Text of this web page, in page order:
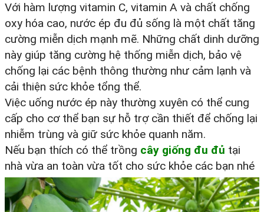
Với hàm lượng vitamin C, vitamin A và chất chống
oxy hóa cao, nước ép đu đủ sống là một chất tăng
cường miễn dịch mạnh mẽ. Những chất dinh dưỡng
này giúp tăng cường hệ thống miễn dịch, bảo vệ
chống lại các bệnh thông thường như cảm lạnh và
cải thiện sức khỏe tổng thể.
Việc uống nước ép này thường xuyên có thể cung
cấp cho cơ thể bạn sự hỗ trợ cần thiết để chống lại
nhiễm trùng và giữ sức khỏe quanh năm.
Nếu bạn thích có thể trồng cây giống đu đủ tại
nhà vừa an toàn vừa tốt cho sức khỏe các bạn nhé